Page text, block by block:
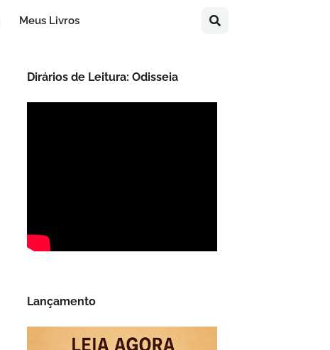
Meus Livros
Dirários de Leitura: Odisseia
Lançamento